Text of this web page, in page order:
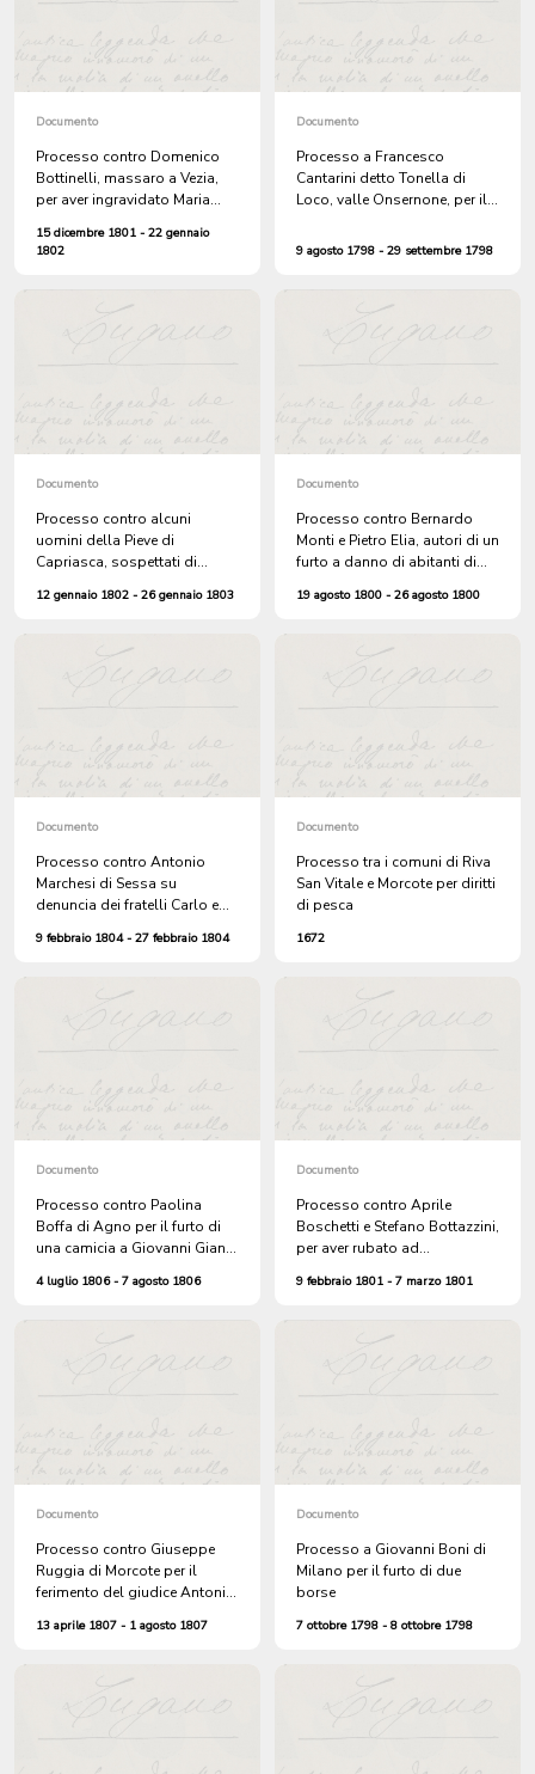
Documento
Processo contro Domenico
Bottinelli, massaro a Vezia,
per aver ingravidato Maria
false promesse di
15 dicembre 1801 - 22 gennaio
1802
Documento
Processo a Francesco
Cantarini detto Tonella di
Loco, valle Onsernone, per il
Locarno nella casa dell'oste
9 agosto 1798 - 29 settembre 1798
Documento
Processo contro alcuni
uomini della Pieve di
Capriasca, sospettati di
comandano Carlantonio
Lepori detto Spinaccino e
Bernardo Meneghelli di
di contribuzioni di guerra
12 gennaio 1802 - 26 gennaio 1803
Documento
Processo contro Bernardo
Monti e Pietro Elia, autori di un
furto a danno di abitanti di
stato denunciato l'anno
19 agosto 1800 - 26 agosto 1800
Documento
Processo contro Antonio
Marchesi di Sessa su
denuncia dei fratelli Carlo e
9 febbraio 1804 - 27 febbraio 1804
Documento
Processo tra i comuni di Riva
San Vitale e Morcote per diritti
di pesca
1672
Documento
Processo contro Paolina
Boffa di Agno per il furto di
una camicia a Giovanni Giani.
otto giorni di detenzione "a
pagamento delle spese
processuali
4 luglio 1806 - 7 agosto 1806
Documento
Processo contro Aprile
Boschetti e Stefano Bottazzini,
per aver rubato ad
Viganello 15 staia di pane,
olla d'olio di noci, una gerla
di castagne, una tovaglia e 4
9 febbraio 1801 - 7 marzo 1801
Documento
Processo contro Giuseppe
Ruggia di Morcote per il
ferimento del giudice Antonio
fratello Carlo e del nipote
13 aprile 1807 - 1 agosto 1807
Documento
Processo a Giovanni Boni di
Milano per il furto di due
borse
7 ottobre 1798 - 8 ottobre 1798